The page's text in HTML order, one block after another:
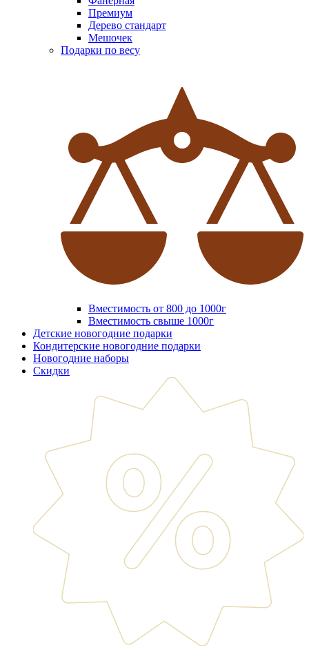
Премиум
Дерево стандарт
Мешочек
Подарки по весу
Вместимость от 800 до 1000г
Вместимость свыше 1000г
Детские новогодние подарки
Кондитерские новогодние подарки
Новогодние наборы
Скидки